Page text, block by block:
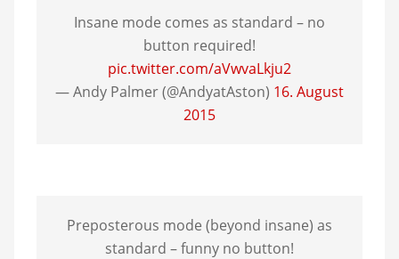
Insane mode comes as standard – no
button required!
pic.twitter.com/aVwvaLkju2
— Andy Palmer (@AndyatAston) 16. August
2015
Preposterous mode (beyond insane) as
standard – funny no button!